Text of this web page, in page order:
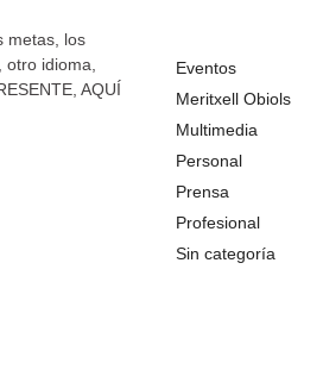
metas, los
idioma,
AQUÍ
Eventos
Meritxell Obiols
Multimedia
Personal
Prensa
Profesional
Sin categoría